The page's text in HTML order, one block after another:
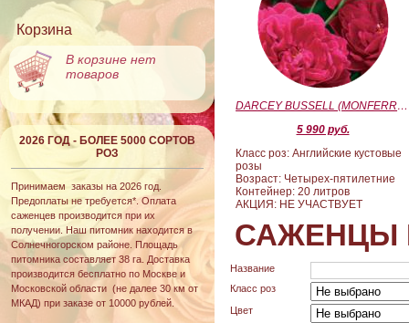
Корзина
В корзине нет
товаров
2026 ГОД - БОЛЕЕ 5000 СОРТОВ
РОЗ
Принимаем заказы на 2026 год.
Предоплаты не требуется*. Оплата
саженцев производится при их
получении. Наш питомник находится в
Солнечногорском районе. Площадь
питомника составляет 38 га. Доставка
производится бесплатно по Москве и
Московской области (не далее 30 км от
МКАД) при заказе от 10000 рублей.
DARCEY BUSSELL (MONFERRATO) (Дарси Басл)
5 990 руб.
Класс роз: Английские кустовые
розы
Возраст: Четырех-пятилетние
Контейнер: 20 литров
АКЦИЯ: НЕ УЧАСТВУЕТ
САЖЕНЦЫ
Название
Класс роз
Цвет